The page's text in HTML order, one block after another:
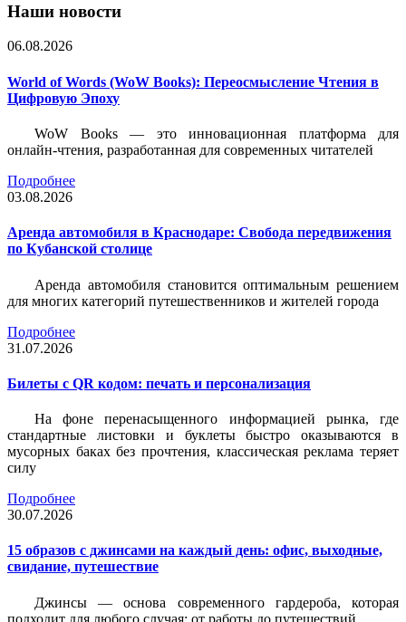
Наши новости
06.08.2026
World of Words (WoW Books): Переосмысление Чтения в
Цифровую Эпоху
WoW Books — это инновационная платформа для
онлайн-чтения, разработанная для современных читателей
Подробнее
03.08.2026
Аренда автомобиля в Краснодаре: Свобода передвижения
по Кубанской столице
Аренда автомобиля становится оптимальным решением
для многих категорий путешественников и жителей города
Подробнее
31.07.2026
Билеты c QR кодом: печать и персонализация
На фоне перенасыщенного информацией рынка, где
стандартные листовки и буклеты быстро оказываются в
мусорных баках без прочтения, классическая реклама теряет
силу
Подробнее
30.07.2026
15 образов с джинсами на каждый день: офис, выходные,
свидание, путешествие
Джинсы — основа современного гардероба, которая
подходит для любого случая: от работы до путешествий